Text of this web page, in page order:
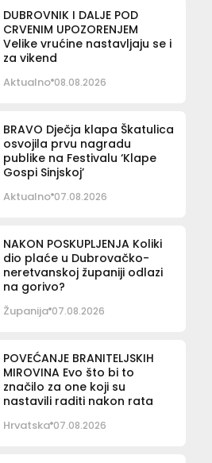
DUBROVNIK I DALJE POD
CRVENIM UPOZORENJEM
Velike vrućine nastavljaju se i
za vikend
Aktualno 08.08.2026
BRAVO Dječja klapa Škatulica
osvojila prvu nagradu
publike na Festivalu ‘Klape
Gospi Sinjskoj’
Aktualno 07.08.2026
NAKON POSKUPLJENJA Koliki
dio plaće u Dubrovačko-
neretvanskoj županiji odlazi
na gorivo?
Županija 07.08.2026
POVEĆANJE BRANITELJSKIH
MIROVINA Evo što bi to
značilo za one koji su
nastavili raditi nakon rata
Hrvatska 07.08.2026